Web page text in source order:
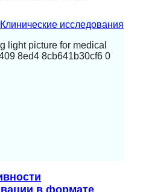
Клинические исследования
в формате